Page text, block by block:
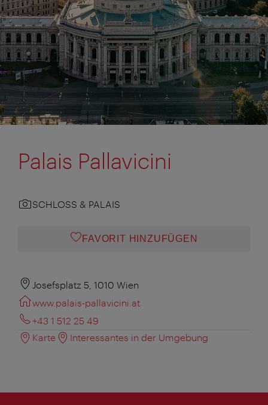
Palais Pallavicini
SCHLOSS & PALAIS
FAVORIT HINZUFÜGEN
Josefsplatz 5, 1010 Wien
www.palais-pallavicini.at
+43 1 512 25 49
Karte
Interessantes in der Umgebung